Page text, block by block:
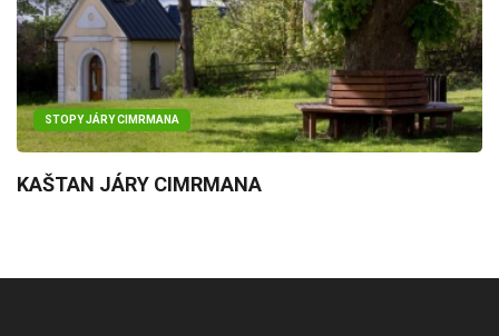
STOPY JÁRY CIMRMANA
KAŠTAN JÁRY CIMRMANA